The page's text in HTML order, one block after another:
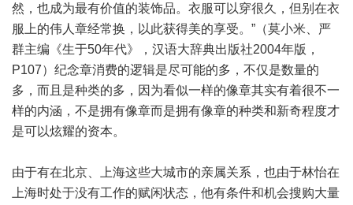
然，也成为最有价值的装饰品。衣服可以穿很久，但别在衣
服上的伟人章经常换，以此获得美的享受。”（莫小米、严
群主编《生于50年代》，汉语大辞典出版社2004年版，
P107）纪念章消费的逻辑是尽可能的多，不仅是数量的
多，而且是种类的多，因为看似一样的像章其实有着很不一
样的内涵，不是拥有像章而是拥有像章的种类和新奇程度才
是可以炫耀的资本。
由于有在北京、上海这些大城市的亲属关系，也由于林怡在
上海时处于没有工作的赋闲状态，他有条件和机会搜购大量